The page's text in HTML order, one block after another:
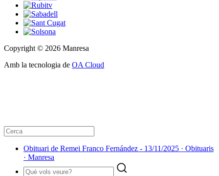
Copyright © 2026 Manresa
Amb la tecnologia de OA Cloud
Obituari de Remei Franco Fernández - 13/11/2025 · Obituaris
· Manresa